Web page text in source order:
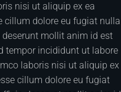
nisi ut aliquip ex ea
cillum dolore eu fugiat nulla
mollit anim id est
tempor incididunt ut labore
laboris nisi ut aliquip ex
cillum dolore eu fugiat